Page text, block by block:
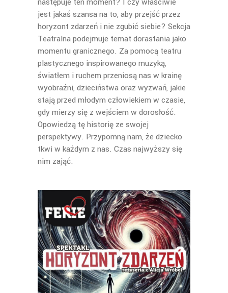
jest jakaś szansa na to, aby przejść przez
horyzont zdarzeń i nie zgubić siebie? Sekcja
Teatralna podejmuje temat dorastania jako
momentu granicznego. Za pomocą teatru
plastycznego inspirowanego muzyką,
światłem i ruchem przeniosą nas w krainę
wyobraźni, dzieciństwa oraz wyzwań, jakie
stają przed młodym człowiekiem w czasie,
gdy mierzy się z wejściem w dorosłość.
Opowiedzą tę historię ze swojej
perspektywy. Przypomną nam, że dziecko
tkwi w każdym z nas. Czas najwyższy się
nim zająć.